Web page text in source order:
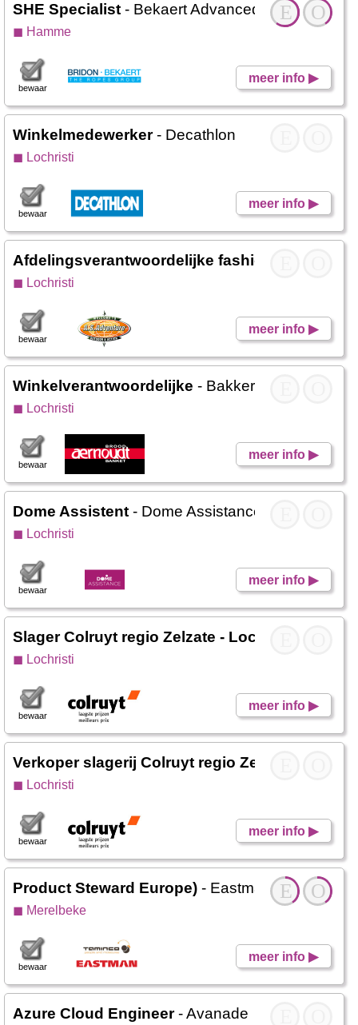
O
E
SHE Specialist - Bekaert Advanced Cords
◼ Hamme
meer info ▶
bewaar
Winkelmedewerker- Decathlon
◼ Lochristi
meer info ▶
bewaar
Afdelingsverantwoordelijke fashion ZW)
◼ Lochristi
meer info ▶
bewaar
Winkelverantwoordelijke - Bakkerij Aernoudt
◼ Lochristi
meer info ▶
bewaar
Dome Assistent - Dome Assistance
◼ Lochristi
meer info ▶
bewaar
Slager Colruyt regio Zelzate - Lochristi
◼ Lochristi
meer info ▶
bewaar
Verkoper slagerij Colruyt regio Zelzate -
◼ Lochristi
meer info ▶
bewaar
O
E
Product Steward Europe) - Eastman / Taminco
◼ Merelbeke
meer info ▶
bewaar
Azure Cloud Engineer- Avanade